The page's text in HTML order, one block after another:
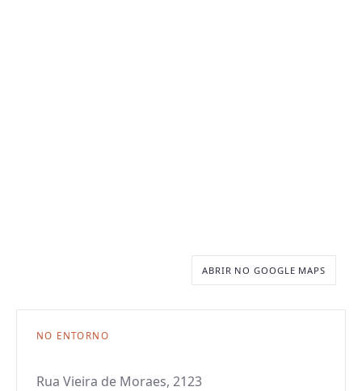
ABRIR NO GOOGLE MAPS
NO ENTORNO
Rua Vieira de Moraes, 2123